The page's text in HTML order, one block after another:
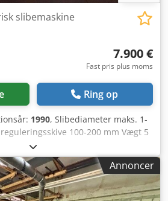
slibemaskine
7.900 €
Fast pris plus moms
Ring op
1990, Slibediameter maks. 1-
100-200 mm Vægt 5
Annoncer